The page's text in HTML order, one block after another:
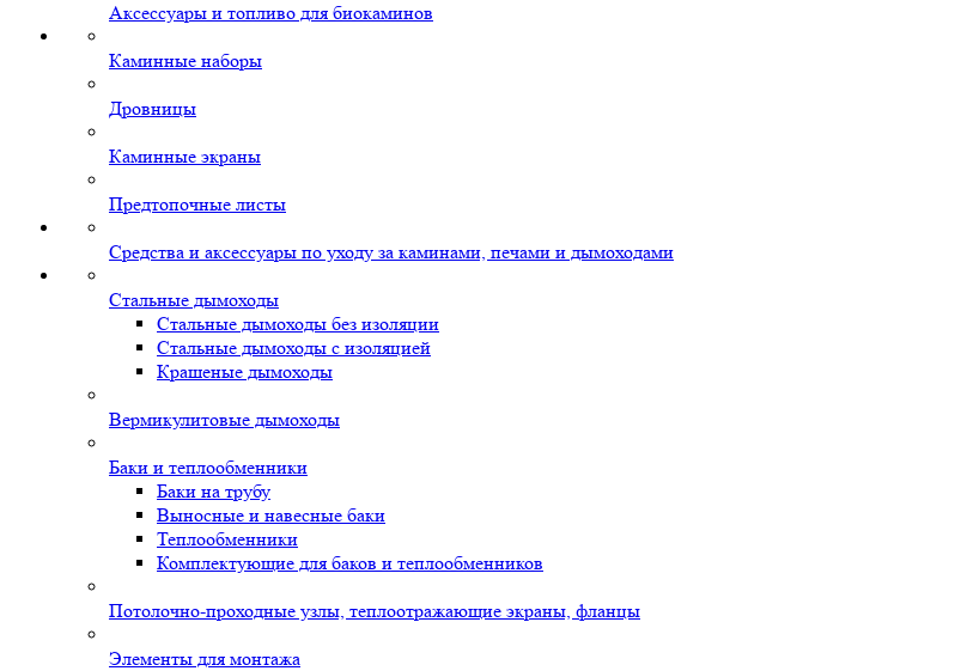
Аксессуары и топливо для биокаминов
Каминные наборы
Дровницы
Каминные экраны
Предтопочные листы
Средства и аксессуары по уходу за каминами, печами и дымоходами
Стальные дымоходы
Стальные дымоходы без изоляции
Стальные дымоходы с изоляцией
Крашеные дымоходы
Вермикулитовые дымоходы
Баки и теплообменники
Баки на трубу
Выносные и навесные баки
Теплообменники
Комплектующие для баков и теплообменников
Потолочно-проходные узлы, теплоотражающие экраны, фланцы
Элементы для монтажа